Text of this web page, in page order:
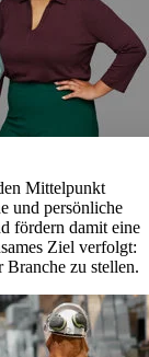
Mittelpunkt
und persönliche
fördern damit eine
Ziel verfolgt:
Branche zu stellen.